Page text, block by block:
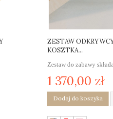
ZESTAW
KOSZTKA...
Zestaw do zabawy
1 370,00 zł
Dodaj do koszyka